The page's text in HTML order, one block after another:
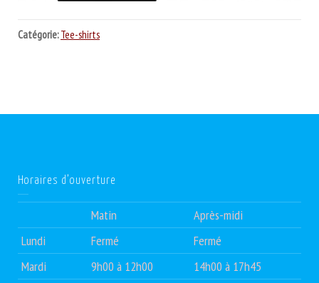
Catégorie: Tee-shirts
Horaires d’ouverture
Matin
Après-midi
Lundi
Fermé
Fermé
Mardi
9h00 à 12h00
14h00 à 17h45